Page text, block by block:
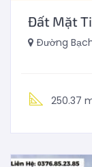
Đất Mặt
Đường Bạch
250.37